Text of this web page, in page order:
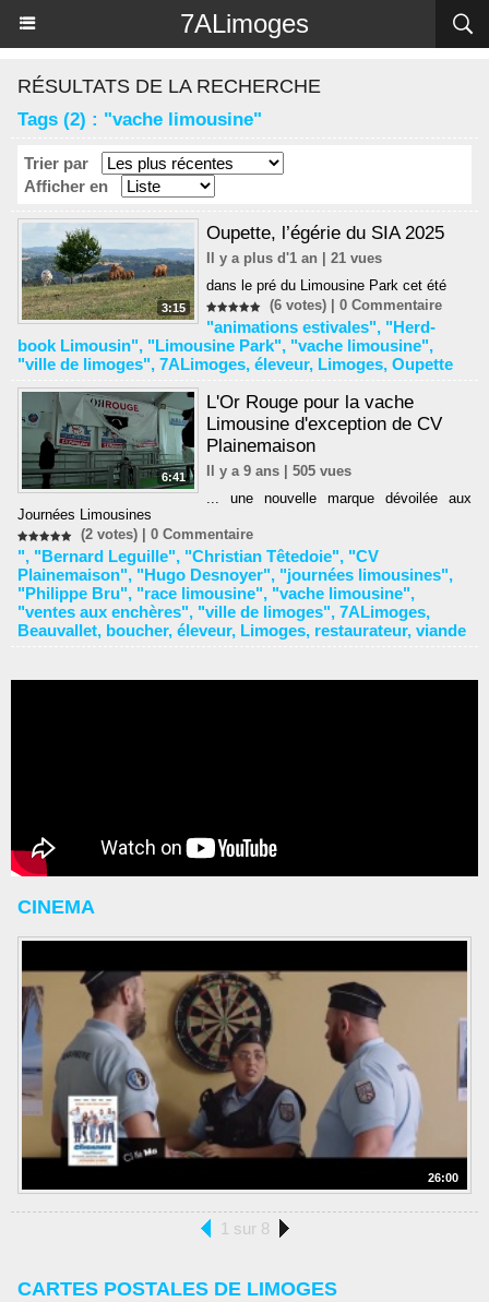
7ALimoges
RÉSULTATS DE LA RECHERCHE
Tags (2) : "vache limousine"
Trier par
Afficher en
3:15
Oupette, l’égérie du SIA 2025
Il y a plus d'1 an | 21 vues
dans le pré du Limousine Park cet été
(6 votes) |0 Commentaire
"animations estivales", "Herd-
book Limousin", "Limousine Park", "vache limousine",
"ville de limoges", 7ALimoges, éleveur, Limoges, Oupette
6:41
L'Or Rouge pour la vache
Limousine d'exception de CV
Plainemaison
Il y a 9 ans | 505 vues
... une nouvelle marque dévoilée aux
Journées Limousines
(2 votes) | 0 Commentaire
", "Bernard Leguille", "Christian Têtedoie", "CV
Plainemaison", "Hugo Desnoyer", "journées limousines",
"Philippe Bru", "race limousine", "vache limousine",
"ventes aux enchères", "ville de limoges", 7ALimoges,
Beauvallet, boucher, éleveur, Limoges, restaurateur, viande
CINEMA
26:00
1 sur 8
CARTES POSTALES DE LIMOGES